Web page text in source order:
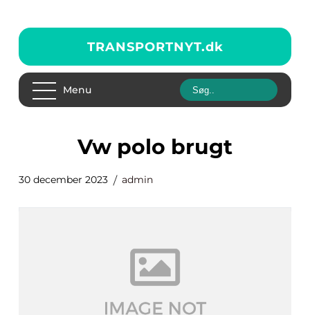
TRANSPORTNYT.dk
Menu
vw polo brugt
30 december 2023 admin